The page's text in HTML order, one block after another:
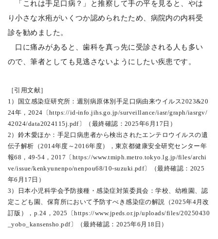
「これは手足口病？」と推察して手の平を見ると、やは
り小さな水疱がいくつか認められたため、病院内の内科受
診を勧めました。
口に痛みがあると、歯科を真っ先に受診される人も多い
ので、筆者としても見逃さないようにしたい疾患です。
［引用文献］
1）国立感染症研究所：週別病原体別手足口病由来ウイルス2023&20
24年，2024〔https://id-info.jihs.go.jp/surveillance/iasr/graph/iasrgv/
42024/data2024115j.pdf〕（最終確認：2025年6月17日）
2）鈴木愛ほか：手足口病患者から検出されたエンテロウイルスの遺
伝子解析（2014年度～2016年度），東京都健康安全研究センター年
報68，49-54，2017〔https://www.tmiph.metro.tokyo.lg.jp/files/archi
ve/issue/kenkyunenpo/nenpou68/10-suzuki.pdf〕（最終確認：2025
年6月17日）
3）日本小児科学会予防接種・感染症対策委員会：学校、幼稚園、認
定こども園、保育所において予防すべき感染症の解説（2025年4月改
訂版），p.24，2025〔https://www.jpeds.or.jp/uploads/files/20250430
_yobo_kansensho.pdf〕（最終確認：2025年6月18日）